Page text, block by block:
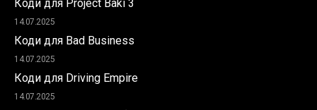
Коди для Project Baki 3
14.07.2025
Коди для Bad Business
14.07.2025
Коди для Driving Empire
14.07.2025